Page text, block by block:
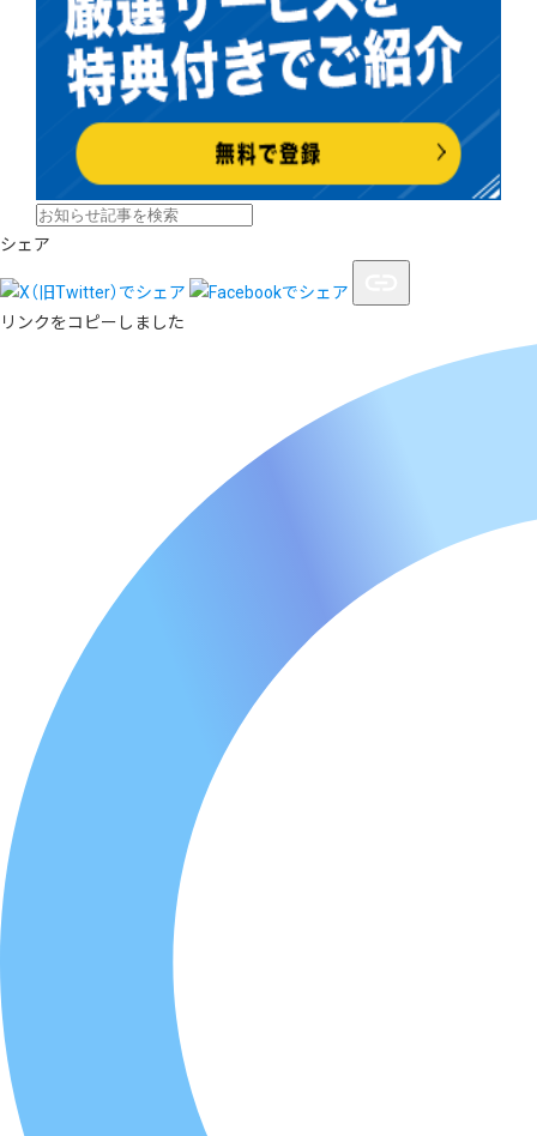
シェア
リンクをコピーしました